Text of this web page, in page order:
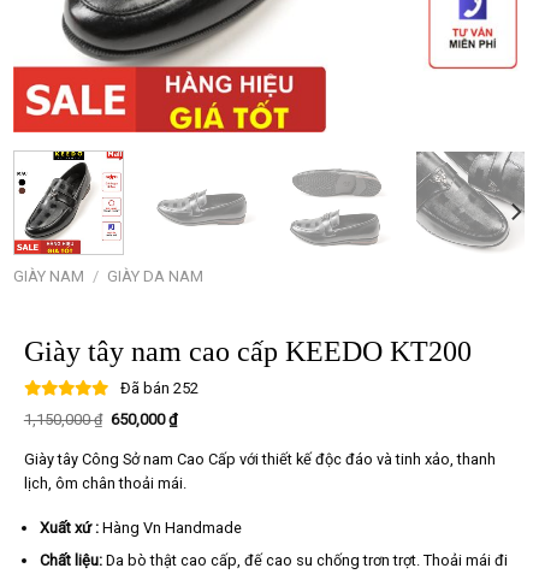
GIÀY NAM / GIÀY DA NAM
Giày tây nam cao cấp KEEDO KT200
Đã bán 252
1,150,000₫ Giá
1,150,000 ₫.
650,000₫Giá
hiện
là:
650,000 ₫.
Giày tây Công Sở nam Cao Cấp với thiết kế độc đáo và tinh xảo, thanh
lịch, ôm chân thoải mái.
Xuất xứ :Hàng Vn Handmade
Chất liệu:Da bò thật cao cấp, đế cao su chống trơn trợt. Thoải mái đi